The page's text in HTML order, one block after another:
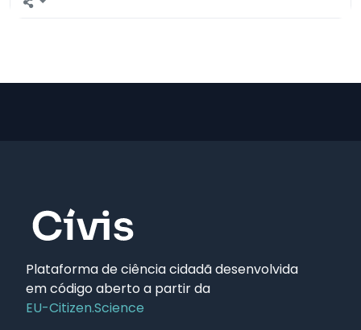
Plataforma de ciência cidadã desenvolvida
em código aberto a partir da
EU-Citizen.Science